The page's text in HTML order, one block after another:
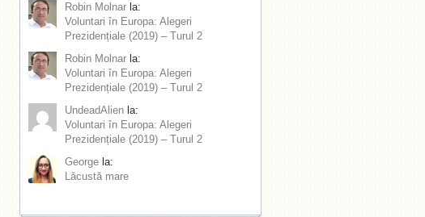
Robin Molnar la:
Voluntari în Europa: Alegeri
Prezidențiale (2019) – Turul 2
Robin Molnar la:
Voluntari în Europa: Alegeri
Prezidențiale (2019) – Turul 2
UndeadAlien la:
Voluntari în Europa: Alegeri
Prezidențiale (2019) – Turul 2
George la:
Lăcustă mare